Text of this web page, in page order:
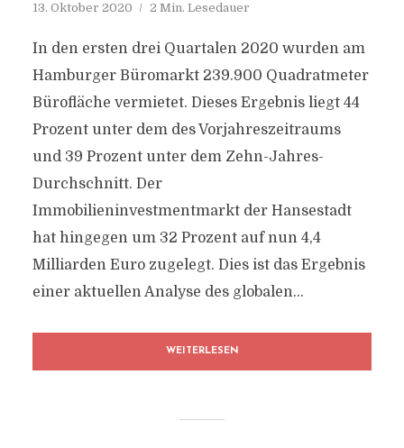
13. Oktober 2020 2 Min. Lesedauer
In den ersten drei Quartalen 2020 wurden am
Hamburger Büromarkt 239.900 Quadratmeter
Bürofläche vermietet. Dieses Ergebnis liegt 44
Prozent unter dem des Vorjahreszeitraums
und 39 Prozent unter dem Zehn-Jahres-
Durchschnitt. Der
Immobilieninvestmentmarkt der Hansestadt
hat hingegen um 32 Prozent auf nun 4,4
Milliarden Euro zugelegt. Dies ist das Ergebnis
einer aktuellen Analyse des globalen...
WEITERLESEN